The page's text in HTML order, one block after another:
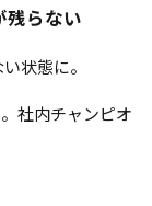
残らない
状態に。
社内チャンピオ